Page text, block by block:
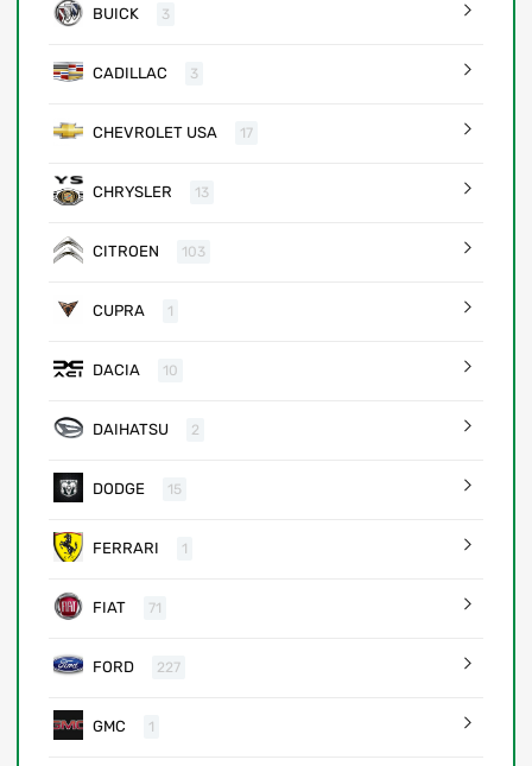
BUICK 3
CADILLAC 3
CHEVROLET USA 17
CHRYSLER 13
CITROEN 103
CUPRA 1
DACIA 10
DAIHATSU 2
DODGE 15
FERRARI 1
FIAT 71
FORD 227
GMC 1